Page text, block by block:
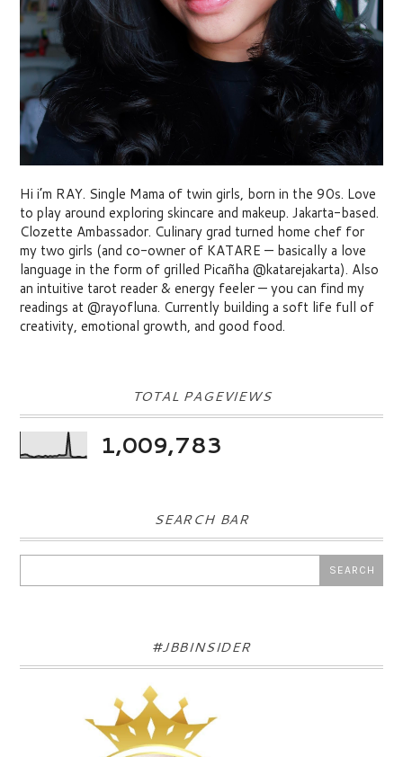
Hi i’m RAY. Single Mama of twin girls, born in the 90s. Love
to play around exploring skincare and makeup. Jakarta-based.
Clozette Ambassador. Culinary grad turned home chef for
my two girls (and co-owner of KATARE — basically a love
language in the form of grilled Picañha @katarejakarta). Also
an intuitive tarot reader & energy feeler — you can find my
readings at @rayofluna. Currently building a soft life full of
creativity, emotional growth, and good food.
TOTAL PAGEVIEWS
1,009,783
SEARCH BAR
#JBBINSIDER